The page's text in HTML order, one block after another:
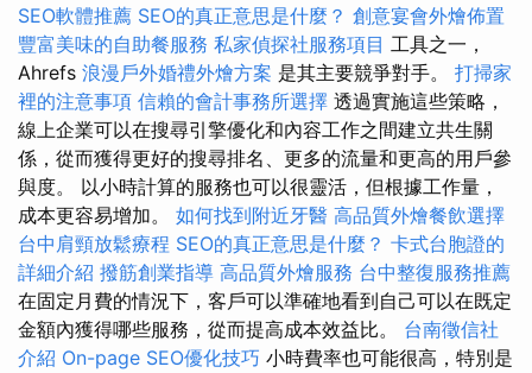
SEO軟體推薦 SEO的真正意思是什麼？ 創意宴會外燴佈置
豐富美味的自助餐服務 私家偵探社服務項目 工具之一，
Ahrefs 浪漫戶外婚禮外燴方案 是其主要競爭對手。 打掃家
裡的注意事項 信賴的會計事務所選擇 透過實施這些策略，
線上企業可以在搜尋引擎優化和內容工作之間建立共生關
係，從而獲得更好的搜尋排名、更多的流量和更高的用戶參
與度。 以小時計算的服務也可以很靈活，但根據工作量，
成本更容易增加。 如何找到附近牙醫 高品質外燴餐飲選擇
台中肩頸放鬆療程 SEO的真正意思是什麼？ 卡式台胞證的
詳細介紹 撥筋創業指導 高品質外燴服務 台中整復服務推薦
在固定月費的情況下，客戶可以準確地看到自己可以在既定
金額內獲得哪些服務，從而提高成本效益比。 台南徵信社
介紹 On-page SEO優化技巧 小時費率也可能很高，特別是